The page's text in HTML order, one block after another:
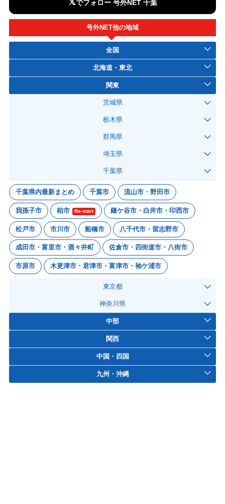
𝕏でフォロー 号外NET 千葉
号外NET他の地域
全国
北海道・東北
関東
茨城県
栃木県
群馬県
埼玉県
千葉県
千葉県内最新まとめ 千葉市 流山市・野田市
我孫子市 柏市 Re-start 鎌ケ谷市・白井市・印西市
松戸市 市川市 船橋市 八千代市・習志野市
成田市・富里市・酒々井町 佐倉市・四街道市・八街市
市原市 木更津市・君津市・富津市・袖ケ浦市
東京都
神奈川県
中部
関西
中国・四国
九州・沖縄